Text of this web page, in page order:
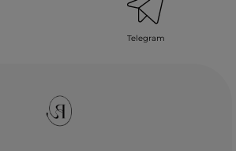
Telegram